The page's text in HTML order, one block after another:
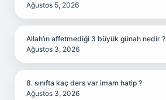
Ağustos 5, 2026
Allah’ın affetmediği 3 büyük günah nedir ?
Ağustos 3, 2026
8. sınıfta kaç ders var imam hatip ?
Ağustos 3, 2026